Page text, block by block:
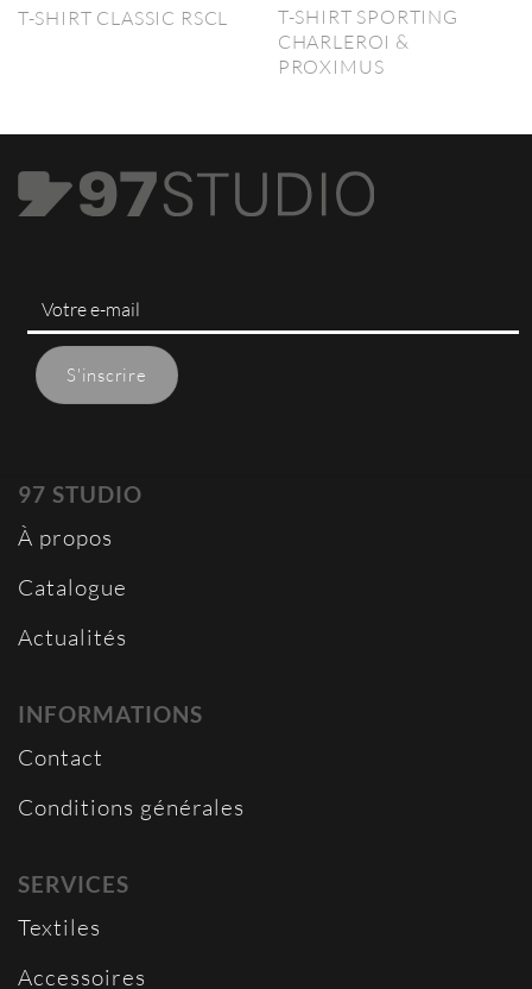
T-SHIRT CLASSIC RSCL
T-SHIRT SPORTING
CHARLEROI &
PROXIMUS
97 STUDIO
À propos
Catalogue
Actualités
INFORMATIONS
Contact
Conditions générales
SERVICES
Textiles
Accessoires